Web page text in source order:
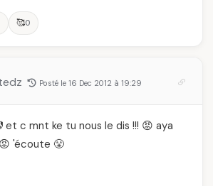
🥰0
Posté le 16 Dec 2012 à 19:29
et c mnt ke tu nous le dis !!! 😡 aya
'écoute 😤